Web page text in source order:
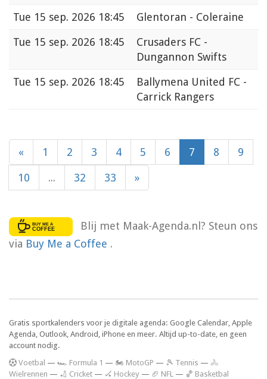
Tue 15 sep. 2026 18:45
Glentoran - Coleraine
Tue 15 sep. 2026 18:45
Crusaders FC -
Dungannon Swifts
Tue 15 sep. 2026 18:45
Ballymena United FC -
Carrick Rangers
« 1 2 3 4 5 6 7 8 9
10 ... 32 33 »
Blij met Maak-Agenda.nl? Steun ons
via Buy Me a Coffee .
Gratis sportkalenders voor je digitale agenda: Google Calendar, Apple
Agenda, Outlook, Android, iPhone en meer. Altijd up-to-date, en geen
account nodig.
Voetbal — 🏎️ Formula 1 — 🏍 MotoGP — 🎾 Tennis — 🚴
Wielrennen — 🏏 Cricket — 🏑 Hockey — 🏈 NFL — 🏀 Basketbal